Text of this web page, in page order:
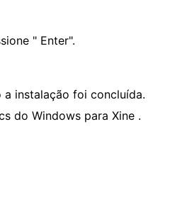
" Enter".
a instalação foi concluída.
do Windows para Xine .